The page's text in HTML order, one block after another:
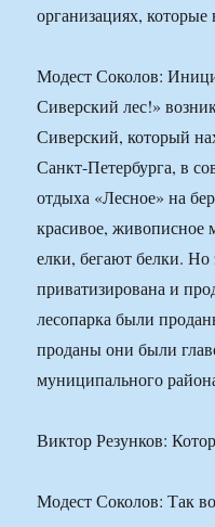
организациях, которые
Модест Соколов:
Сиверский лес!»
Сиверский, который
Санкт-Петербурга, в
отдыха «Лесное» на
красивое, живописное
елки, бегают белки. Но
приватизирована и
лесопарка были
проданы они были
муниципального
Виктор Резунков:
Модест Соколов: Так